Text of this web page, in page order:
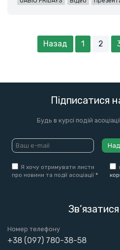
Назад 1 2
Підписатися
Будь в курсі подій
Я хочу отримувати листи
про новини та події асоціації *
Номер телефону
+38 (097) 780-38-58